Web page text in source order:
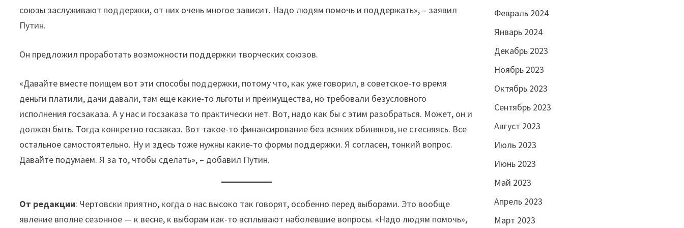
союзы заслуживают поддержки, от них очень многое зависит. Надо людям помочь и поддержать», – заявил
Путин.
Он предложил проработать возможности поддержки творческих союзов.
«Давайте вместе поищем вот эти способы поддержки, потому что, как уже говорил, в советское-то время
деньги платили, дачи давали, там еще какие-то льготы и преимущества, но требовали безусловного
исполнения госзаказа. А у нас и госзаказа то практически нет. Вот, надо как бы с этим разобраться. Может, он и
должен быть. Тогда конкретно госзаказ. Вот такое-то финансирование без всяких обиняков, не стесняясь. Все
остальное самостоятельно. Ну и здесь тоже нужны какие-то формы поддержки. Я согласен, тонкий вопрос.
Давайте подумаем. Я за то, чтобы сделать», – добавил Путин.
От редакции: Чертовски приятно, когда о нас высоко так говорят, особенно перед выборами. Это вообще
явление вполне сезонное — к весне, к выборам как-то всплывают наболевшие вопросы. «Надо людям помочь»,
Февраль 2024
Январь 2024
Декабрь 2023
Ноябрь 2023
Октябрь 2023
Сентябрь 2023
Август 2023
Июль 2023
Июнь 2023
Май 2023
Апрель 2023
Март 2023